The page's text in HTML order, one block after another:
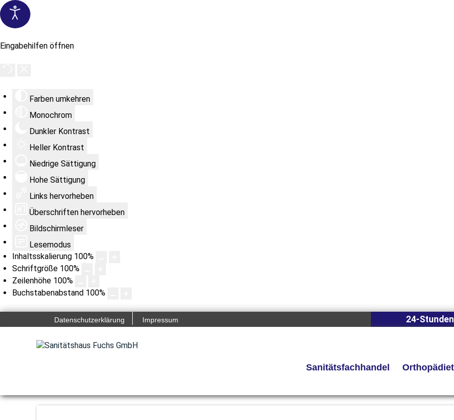
Eingabehilfen öffnen
Farben umkehren
Monochrom
Dunkler Kontrast
Heller Kontrast
Niedrige Sättigung
Hohe Sättigung
Links hervorheben
Überschriften hervorheben
Bildschirmleser
Lesemodus
Inhaltsskalierung 100%
Schriftgröße 100%
Zeilenhöhe 100%
Buchstabenabstand 100%
Datenschutzerklärung Impressum 24-
Sanitätsfachhandel